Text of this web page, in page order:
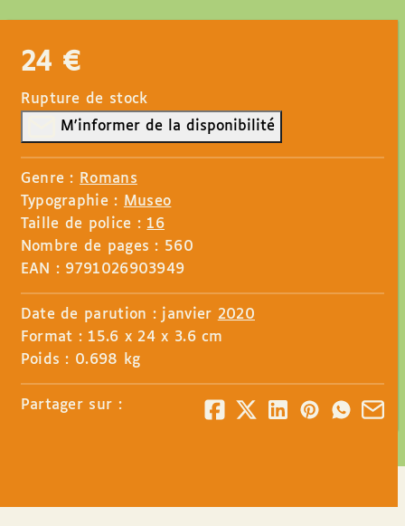
24 €
Rupture de stock
M'informer de la disponibilité
Genre : Romans
Typographie : Museo
Taille de police : 16
Nombre de pages : 560
EAN : 9791026903949
Date de parution : janvier 2020
Format : 15.6 x 24 x 3.6 cm
Poids : 0.698 kg
Partager sur :